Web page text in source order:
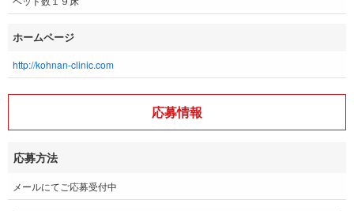
ホームページ
http://kohnan-clinic.com
応募情報
応募方法
メールにてご応募受付中